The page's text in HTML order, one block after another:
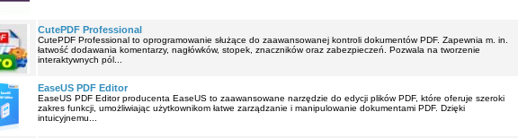
CutePDF Professional
CutePDF Professional to oprogramowanie służące do zaawansowanej kontroli dokumentów PDF. Zapewnia m. in.
łatwość dodawania komentarzy, nagłówków, stopek, znaczników oraz zabezpieczeń. Pozwala na tworzenie
interaktywnych pól...
EaseUS PDF Editor
EaseUS PDF Editor producenta EaseUS to zaawansowane narzędzie do edycji plików PDF, które oferuje szeroki
zakres funkcji, umożliwiając użytkownikom łatwe zarządzanie i manipulowanie dokumentami PDF. Dzięki
intuicyjnemu...